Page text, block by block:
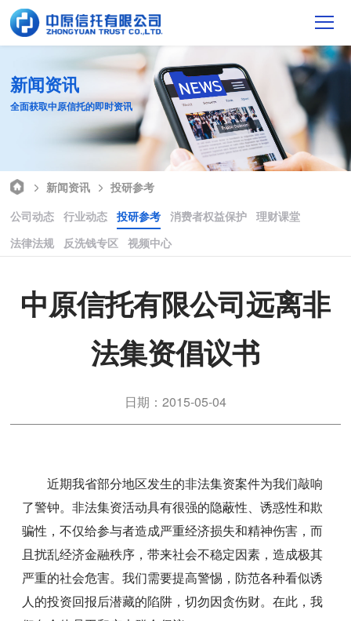
新闻资讯
全面获取中原信托的即时资讯
新闻资讯
投研参考
公司动态
行业动态 投研参考 消费者权益保护
理财课堂
法律法规
反洗钱专区 视频中心
中原信托有限公司远离非
法集资倡议书
日期：2015-05-04
近期我省部分地区发生的非法集资案件为我们敲响
了警钟。非法集资活动具有很强的隐蔽性、诱惑性和欺
骗性，不仅给参与者造成严重经济损失和精神伤害，而
且扰乱经济金融秩序，带来社会不稳定因素，造成极其
严重的社会危害。我们需要提高警惕，防范各种看似诱
人的投资回报后潜藏的陷阱，切勿因贪伤财。在此，我